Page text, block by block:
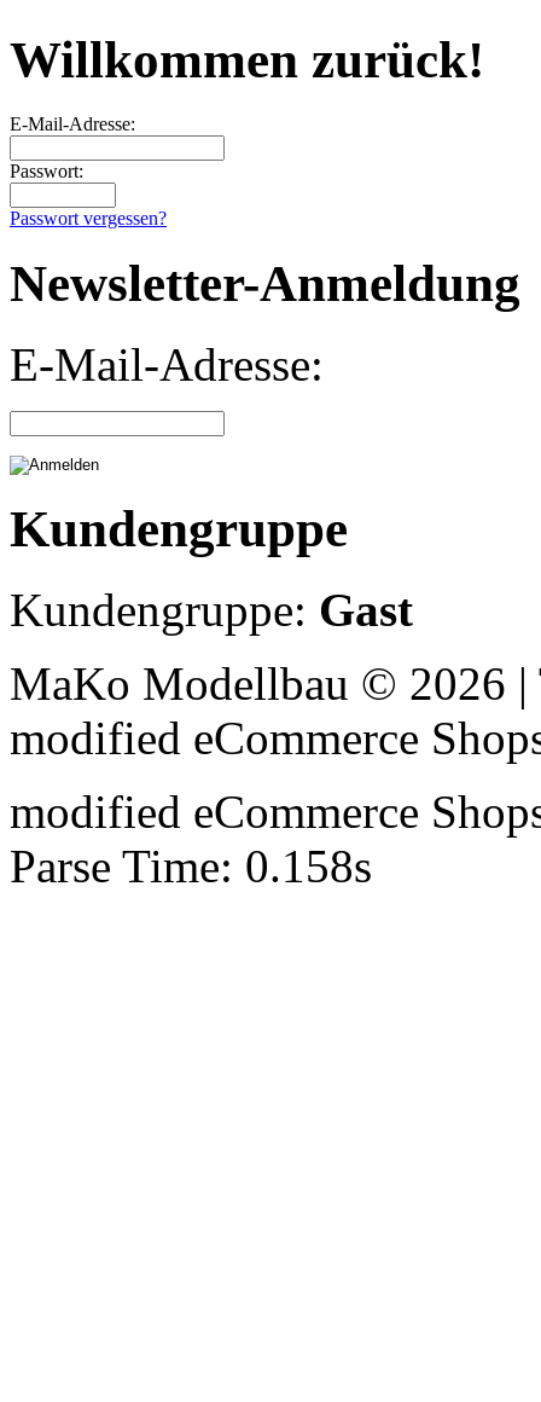
Willkommen zurück!
E-Mail-Adresse:
Passwort:
Passwort vergessen?
Newsletter-Anmeldung
E-Mail-Adresse:
Kundengruppe
Kundengruppe: Gast
MaKo Modellbau © 2026
modified eCommerce
modified eCommerce
Parse Time: 0.158s